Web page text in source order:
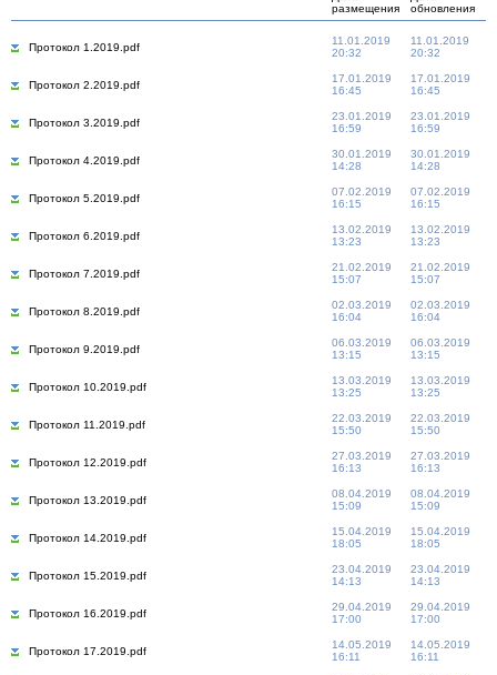
размещения
обновления
Протокол 1.2019.pdf
11.01.2019
20:32
11.01.2019
20:32
Протокол 2.2019.pdf
17.01.2019
16:45
17.01.2019
16:45
Протокол 3.2019.pdf
23.01.2019
16:59
23.01.2019
16:59
Протокол 4.2019.pdf
30.01.2019
14:28
30.01.2019
14:28
Протокол 5.2019.pdf
07.02.2019
16:15
07.02.2019
16:15
Протокол 6.2019.pdf
13.02.2019
13:23
13.02.2019
13:23
Протокол 7.2019.pdf
21.02.2019
15:07
21.02.2019
15:07
Протокол 8.2019.pdf
02.03.2019
16:04
02.03.2019
16:04
Протокол 9.2019.pdf
06.03.2019
13:15
06.03.2019
13:15
Протокол 10.2019.pdf
13.03.2019
13:25
13.03.2019
13:25
Протокол 11.2019.pdf
22.03.2019
15:50
22.03.2019
15:50
Протокол 12.2019.pdf
27.03.2019
16:13
27.03.2019
16:13
Протокол 13.2019.pdf
08.04.2019
15:09
08.04.2019
15:09
Протокол 14.2019.pdf
15.04.2019
18:05
15.04.2019
18:05
Протокол 15.2019.pdf
23.04.2019
14:13
23.04.2019
14:13
Протокол 16.2019.pdf
29.04.2019
17:00
29.04.2019
17:00
Протокол 17.2019.pdf
14.05.2019
16:11
14.05.2019
16:11